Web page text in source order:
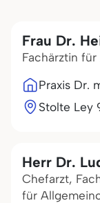
Frau Dr.
Fachärztin
Praxis Dr.
Stolte Ley
Herr Dr.
Chefarzt,
für